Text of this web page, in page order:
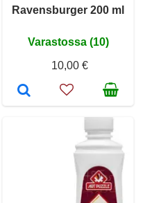
Ravensburger 200 ml
Varastossa (10)
10,00 €